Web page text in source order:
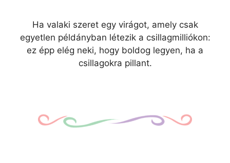
Ha valaki szeret egy virágot, amely csak
egyetlen példányban létezik a csillagmilliókon:
ez épp elég neki, hogy boldog legyen, ha a
csillagokra pillant.